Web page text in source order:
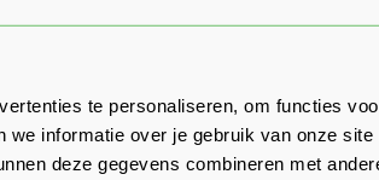
te personaliseren, om functies
informatie over je gebruik van onze
deze gegevens combineren met